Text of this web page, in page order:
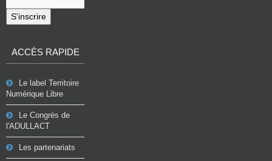
S'inscrire
ACCÈS RAPIDE
Le label Territoire
Numérique Libre
Le Congrès de
l'ADULLACT
Les partenariats